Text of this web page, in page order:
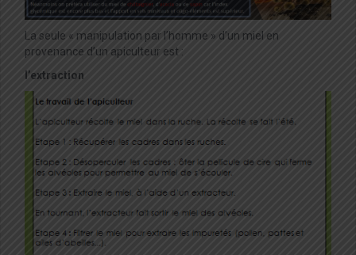
La seule « manipulation par l’homme » d’un miel en
provenance d’un apiculteur est :
l’extraction